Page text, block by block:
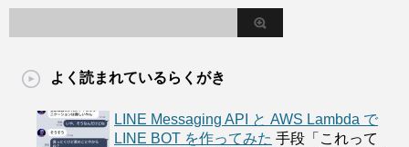
よく読まれているらくがき
LINE Messaging API と AWS Lambda で
LINE BOT を作ってみた 手段「これって